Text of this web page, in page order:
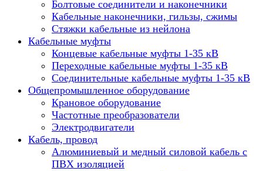
Болтовые соединители и наконечники
Кабельные наконечники, гильзы, сжимы
Стяжки кабельные из нейлона
Кабельные муфты
Концевые кабельные муфты 1-35 кВ
Переходные кабельные муфты 1-35 кВ
Соединительные кабельные муфты 1-35 кВ
Общепромышленное оборудование
Крановое оборудование
Частотные преобразователи
Электродвигатели
Кабель, провод
Алюминиевый и медный силовой кабель с
ПВХ изоляцией